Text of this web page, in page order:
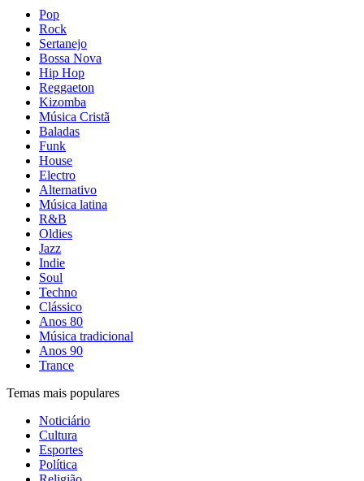
Pop
Rock
Sertanejo
Bossa Nova
Hip Hop
Reggaeton
Kizomba
Música Cristã
Baladas
Funk
House
Electro
Alternativo
Música latina
R&B
Oldies
Jazz
Indie
Soul
Techno
Clássico
Anos 80
Música tradicional
Anos 90
Trance
Temas mais populares
Noticiário
Cultura
Esportes
Política